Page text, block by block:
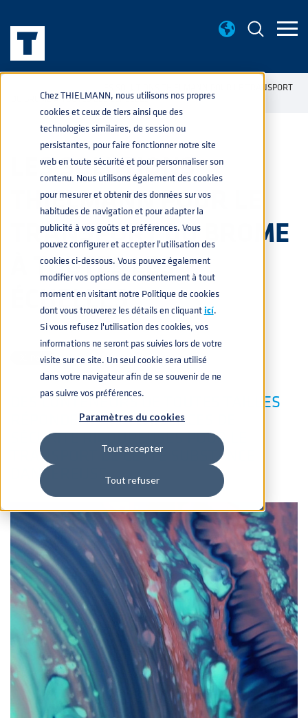
Chez THIELMANN, nous utilisons nos propres
cookies et ceux de tiers ainsi que des
technologies similaires, de session ou
persistantes, pour faire fonctionner notre site
web en toute sécurité et pour personnaliser son
contenu. Nous utilisons également des cookies
pour mesurer et obtenir des données sur vos
habitudes de navigation et pour adapter la
publicité à vos goûts et préférences. Vous
pouvez configurer et accepter l'utilisation des
cookies ci-dessous. Vous pouvez également
modifier vos options de consentement à tout
moment en visitant notre Politique de cookies
dont vous trouverez les détails en cliquanticí.
Si vous refusez l'utilisation des cookies, vos
informations ne seront pas suivies lors de votre
visite sur ce site. Un seul cookie sera utilisé
dans votre navigateur afin de se souvenir de ne
pas suivre vos préférences.
Paramètres du cookies
Tout accepter
Tout refuser
LES SOLUTIONS THIELMANN POUR LE TRANSPORT
DU BROME À TOUTES LES ÉCHELLES
LES SOLUTIONS
THIELMANN POUR LE
TRANSPORT DU BROME
À TOUTES LES
ÉCHELLES
26 MARS 2021 13:51:00
DES CONTENEURS DE TOUTES TAILLES
RÉPONDENT AUX EXIGENCES DE
SÉCURITÉ RIGOUREUSES POUR LE
TRANSPORT DE CETTE SUBSTANCE
DANGEREUSE